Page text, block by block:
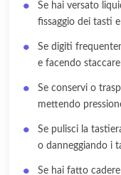
Se hai versato
fissaggio dei tasti
Se digiti
e facendo
Se conservi o
mettendo
Se pulisci la
o danneggiando i
Se hai fatto